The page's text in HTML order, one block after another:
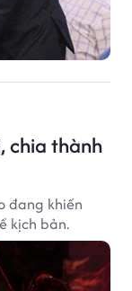
chia thành
đang khiến
kịch bản.